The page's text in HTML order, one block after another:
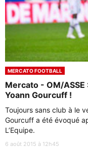
MERCATO FOOTBALL
Mercato - OM/
Yoann Gourcuff !
Toujours sans club à le
Gourcuff a été évoqué
L’Equipe.
6 août 2015 à 12h45